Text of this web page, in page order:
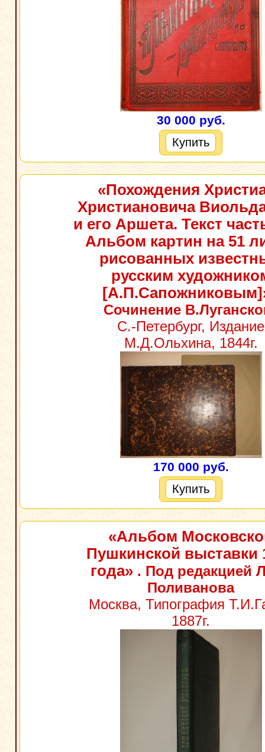
30 000 руб.
Купить
«Похождения
Христиановича
и его Аршета. Текст
Альбом картин на 51
рисованных
русским
Сочинение
С.-Петербург, Издание
М.Д.Ольхина, 1844г.
170 000 руб.
Купить
«Альбом
Пушкинской выставки
года». Под редакцией
Поливанова
Москва, Типография
1887г.